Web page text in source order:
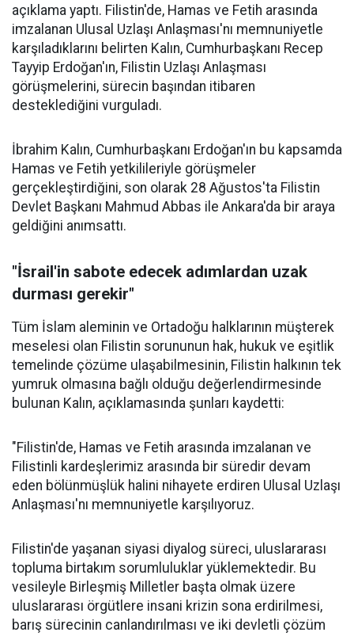
açıklama yaptı. Filistin'de, Hamas ve Fetih arasında
imzalanan Ulusal Uzlaşı Anlaşması'nı memnuniyetle
karşıladıklarını belirten Kalın, Cumhurbaşkanı Recep
Tayyip Erdoğan'ın, Filistin Uzlaşı Anlaşması
görüşmelerini, sürecin başından itibaren
desteklediğini vurguladı.
İbrahim Kalın, Cumhurbaşkanı Erdoğan'ın bu kapsamda
Hamas ve Fetih yetkilileriyle görüşmeler
gerçekleştirdiğini, son olarak 28 Ağustos'ta Filistin
Devlet Başkanı Mahmud Abbas ile Ankara'da bir araya
geldiğini anımsattı.
"İsrail'in sabote edecek adımlardan uzak
durması gerekir"
Tüm İslam aleminin ve Ortadoğu halklarının müşterek
meselesi olan Filistin sorununun hak, hukuk ve eşitlik
temelinde çözüme ulaşabilmesinin, Filistin halkının tek
yumruk olmasına bağlı olduğu değerlendirmesinde
bulunan Kalın, açıklamasında şunları kaydetti:
"Filistin'de, Hamas ve Fetih arasında imzalanan ve
Filistinli kardeşlerimiz arasında bir süredir devam
eden bölünmüşlük halini nihayete erdiren Ulusal Uzlaşı
Anlaşması'nı memnuniyetle karşılıyoruz.
Filistin'de yaşanan siyasi diyalog süreci, uluslararası
topluma birtakım sorumluluklar yüklemektedir. Bu
vesileyle Birleşmiş Milletler başta olmak üzere
uluslararası örgütlere insani krizin sona erdirilmesi,
barış sürecinin canlandırılması ve iki devletli çözüm